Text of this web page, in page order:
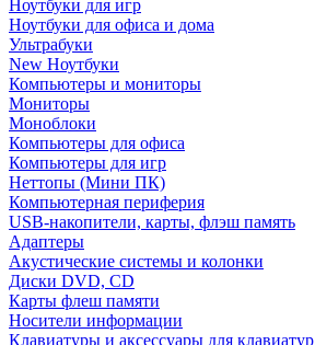
Ноутбуки для игр
Ноутбуки для офиса и дома
Ультрабуки
New Ноутбуки
Компьютеры и мониторы
Мониторы
Моноблоки
Компьютеры для офиса
Компьютеры для игр
Неттопы (Мини ПК)
Компьютерная периферия
USB-накопители, карты, флэш память
Адаптеры
Акустические системы и колонки
Диски DVD, CD
Карты флеш памяти
Носители информации
Клавиатуры и аксессуары для клавиатур